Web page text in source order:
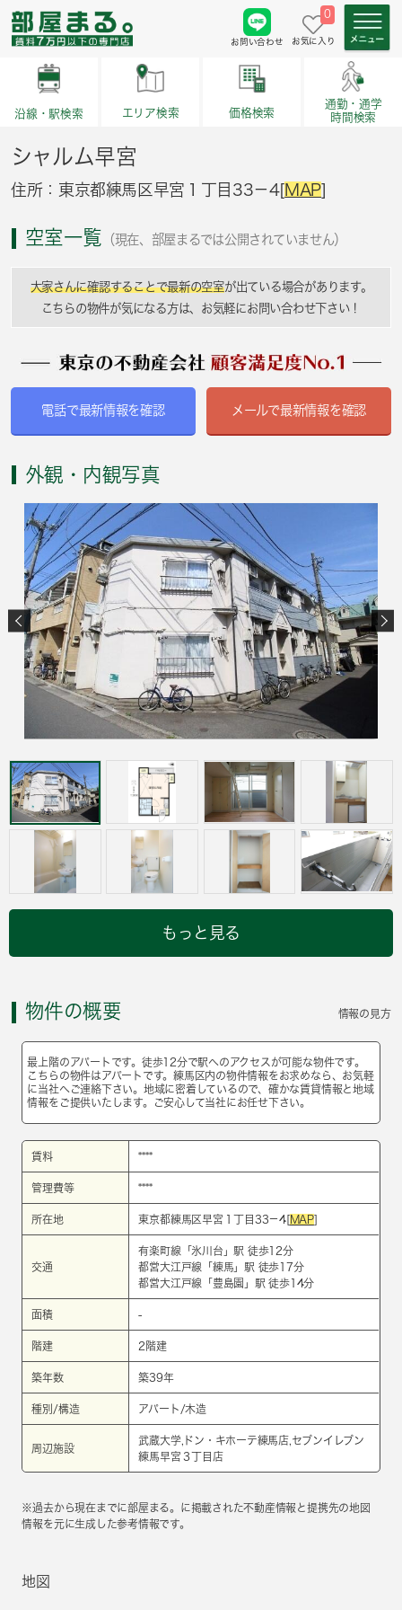
お問い合わせ
0
お気に入り
沿線・駅検索 エリア検索 価格検索
通勤・通学
時間検索
シャルム早宮
住所：東京都練馬区早宮１丁目33－4[MAP]
空室一覧 （現在、部屋まるでは公開されていません）
大家さんに確認することで最新の空室が出ている場合があります。
こちらの物件が気になる方は、お気軽にお問い合わせ下さい！
電話で最新情報を確認 メールで最新情報を確認
外観・内観写真
もっと見る
物件の概要 情報の見方
最上階のアパートです。徒歩12分で駅へのアクセスが可能な物件です。
こちらの物件はアパートです。練馬区内の物件情報をお求めなら、お気軽
に当社へご連絡下さい。地域に密着しているので、確かな賃貸情報と地域
情報をご提供いたします。ご安心して当社にお任せ下さい。
賃料 ****
管理費等 ****
所在地 東京都練馬区早宮１丁目33－4[ MAP]
交通
有楽町線 「 氷川台 」駅 徒歩12分
都営大江戸線 「 練馬 」駅 徒歩17分
都営大江戸線 「 豊島園 」駅 徒歩14分
面積 -
階建 2階建
築年数 築39年
種別/構造 アパート/木造
周辺施設
武蔵大学,ドン・キホーテ練馬店,セブンイレブン
練馬早宮３丁目店
※過去から現在までに部屋まる。に掲載された不動産情報と提携先の地図
情報を元に生成した参考情報です。
地図